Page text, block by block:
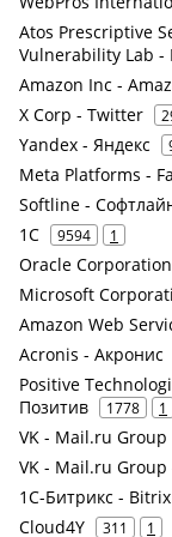
Atos Prescriptive
Vulnerability Lab -
Amazon Inc -
X Corp - Twitter
Yandex - Яндекс
Meta Platforms -
Softline -
1С 9594 1
Oracle Corporation
Microsoft
Amazon Web
Acronis - Акронис
Positive
Позитив
1778 1
VK - Mail.ru Group
VK - Mail.ru Group
1С-Битрикс - Bitrix
Cloud4Y 311 1